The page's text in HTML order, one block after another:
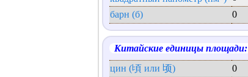
барн (б)
0
Китайские единицы площади:
цин (頃 или 顷)
0